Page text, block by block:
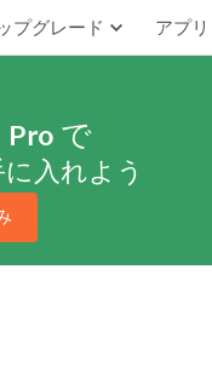
プグレード アプリ
Pro で
入れよう